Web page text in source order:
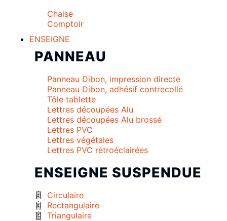
Chaise
Comptoir
ENSEIGNE
PANNEAU
Panneau Dibon, impression directe
Panneau Dibon, adhésif contrecollé
Tôle tablette
Lettres découpées Alu
Lettres découpées Alu brossé
Lettres PVC
Lettres végétales
Lettres PVC rétroéclairées
ENSEIGNE SUSPENDUE
Circulaire
Rectangulaire
Triangulaire